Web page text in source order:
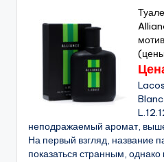
Blanc
неподражаемый аромат,
На первый взгляд, название
показаться странным, однако